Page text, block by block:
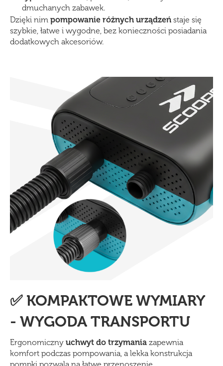
dmuchanych zabawek.
Dzięki nim pompowanie różnych urządzeń staje się
szybkie, łatwe i wygodne, bez konieczności posiadania
dodatkowych akcesoriów.
✅ KOMPAKTOWE WYMIARY
- WYGODA TRANSPORTU
Ergonomiczny uchwyt do trzymania zapewnia
komfort podczas pompowania, a lekka konstrukcja